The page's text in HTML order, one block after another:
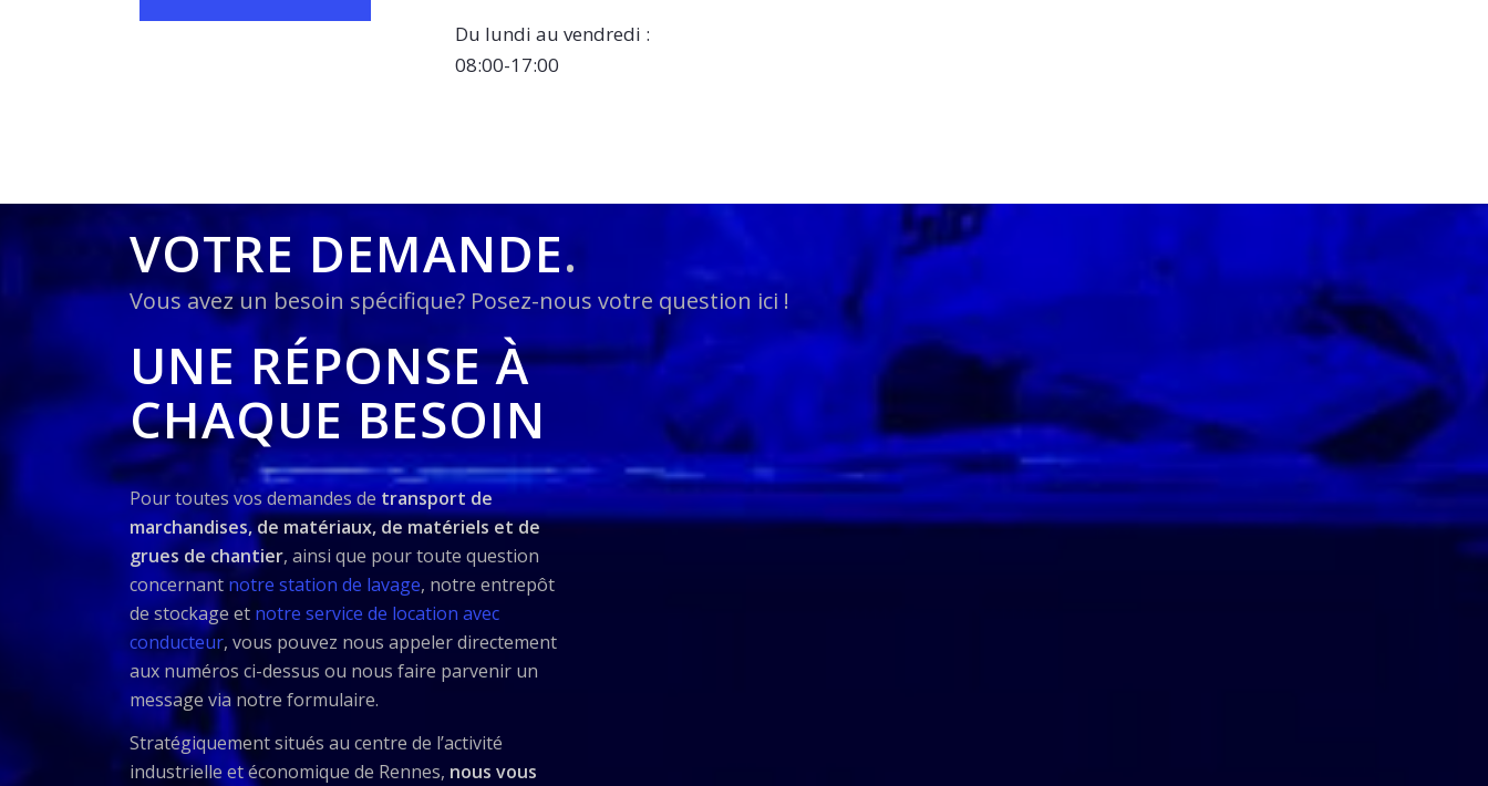
Du lundi au vendredi :
08:00-17:00
VOTRE DEMANDE.
Vous avez un besoin spécifique? Posez-nous votre question ici !
UNE RÉPONSE À
CHAQUE BESOIN
Pour toutes vos demandes detransport de
marchandises, de matériaux, de matériels et de
grues de chantier, ainsi que pour toute question
concernant notre station de lavage, notre entrepôt
de stockage et notre service de location avec
conducteur, vous pouvez nous appeler directement
aux numéros ci-dessus ou nous faire parvenir un
message via notre formulaire.
Stratégiquement situés au centre de l’activité
industrielle et économique de Rennes, nous vous